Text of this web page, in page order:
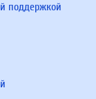
поддержкой